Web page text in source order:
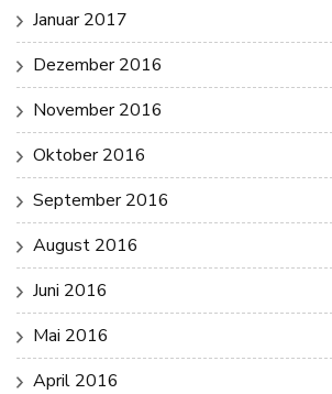
Januar 2017
Dezember 2016
November 2016
Oktober 2016
September 2016
August 2016
Juni 2016
Mai 2016
April 2016